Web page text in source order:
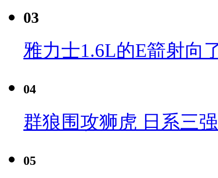
03
雅力士1.6L的E箭射向
04
群狼围攻狮虎 日系三
05